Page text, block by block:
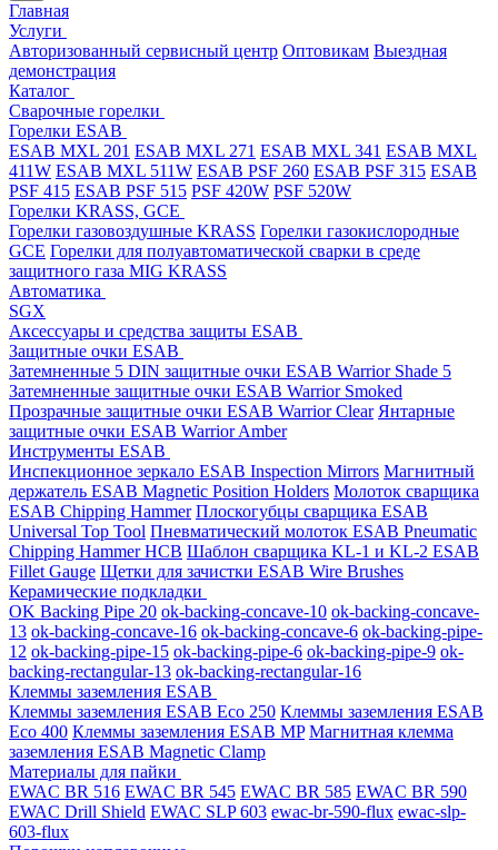
Главная
Услуги
Авторизованный сервисный центр Оптовикам Выездная
демонстрация
Каталог
Cварочные горелки
Горелки ESAB
ESAB MXL 201 ESAB MXL 271 ESAB MXL 341 ESAB MXL
411W ESAB MXL 511W ESAB PSF 260 ESAB PSF 315 ESAB
PSF 415 ESAB PSF 515 PSF 420W PSF 520W
Горелки KRASS, GCE
Горелки газовоздушные KRASS Горелки газокислородные
GCE Горелки для полуавтоматической сварки в среде
защитного газа MIG KRASS
Автоматика
SGX
Аксессуары и средства защиты ESAB
Защитные очки ESAB
Затемненные 5 DIN защитные очки ESAB Warrior Shade 5
Затемненные защитные очки ESAB Warrior Smoked
Прозрачные защитные очки ESAB Warrior Clear Янтарные
защитные очки ESAB Warrior Amber
Инструменты ESAB
Инспекционное зеркало ESAB Inspection Mirrors Магнитный
держатель ESAB Magnetic Position Holders Молоток сварщика
ESAB Chipping Hammer Плоскогубцы сварщика ESAB
Universal Top Tool Пневматический молоток ESAB Pneumatic
Chipping Hammer HCB Шаблон сварщика KL-1 и KL-2 ESAB
Fillet Gauge Щетки для зачистки ESAB Wire Brushes
Керамические подкладки
OK Backing Pipe 20 ok-backing-concave-10 ok-backing-concave-
13 ok-backing-concave-16 ok-backing-concave-6 ok-backing-pipe-
12 ok-backing-pipe-15 ok-backing-pipe-6 ok-backing-pipe-9 ok-
backing-rectangular-13 ok-backing-rectangular-16
Клеммы заземления ESAB
Клеммы заземления ESAB Eco 250 Клеммы заземления ESAB
Eco 400 Клеммы заземления ESAB MP Магнитная клемма
заземления ESAB Magnetic Clamp
Материалы для пайки
EWAC BR 516 EWAC BR 545 EWAC BR 585 EWAC BR 590
EWAC Drill Shield EWAC SLP 603 ewac-br-590-flux ewac-slp-
603-flux